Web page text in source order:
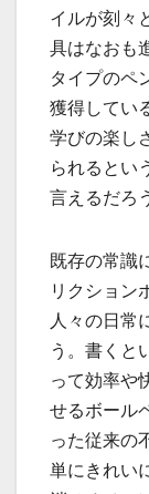
イルが刻々
具はなおも
タイプのペ
獲得してい
学びの楽し
られるとい
言えるだろ
既存の常識
リクション
人々の日常
う。書くと
って効率や
せるボール
った従来の
単にきれい